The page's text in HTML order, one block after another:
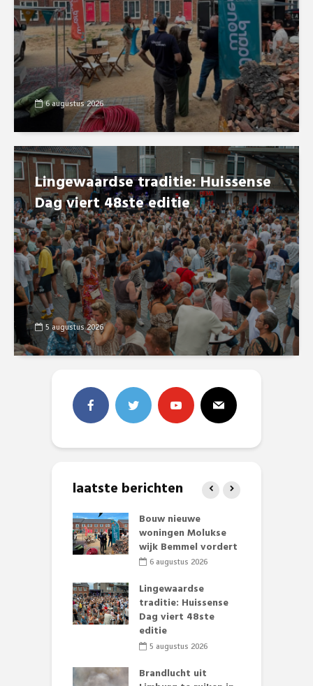
6 augustus 2026
Lingewaardse traditie: Huissense
Dag viert 48ste editie
5 augustus 2026
laatste berichten
Bouw nieuwe
woningen Molukse
wijk Bemmel vordert
6 augustus 2026
Lingewaardse
traditie: Huissense
Dag viert 48ste
editie
5 augustus 2026
Brandlucht uit